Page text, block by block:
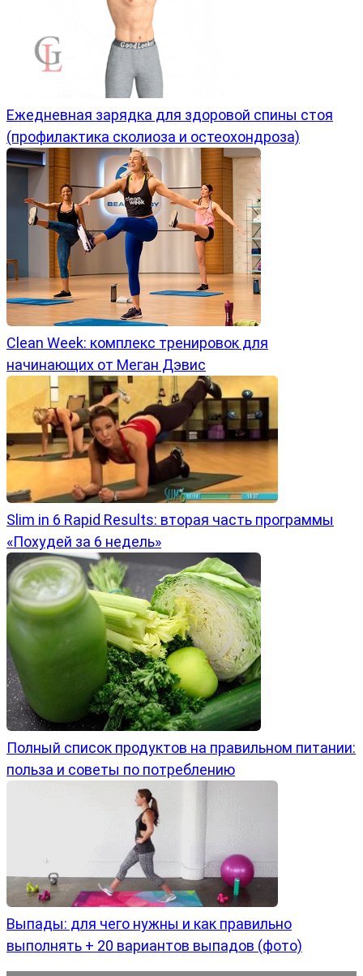
Ежедневная зарядка для здоровой спины стоя
(профилактика сколиоза и остеохондроза)
Clean Week: комплекс тренировок для
начинающих от Меган Дэвис
Slim in 6 Rapid Results: вторая часть программы
«Похудей за 6 недель»
Полный список продуктов на правильном питании:
польза и советы по потреблению
Выпады: для чего нужны и как правильно
выполнять + 20 вариантов выпадов (фото)